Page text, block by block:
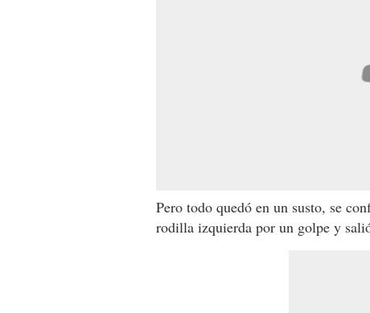
Pero todo quedó en un susto, se
rodilla izquierda por un golpe y